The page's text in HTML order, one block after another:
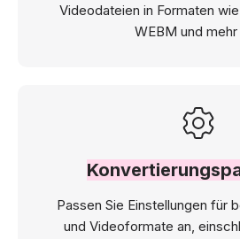
Videodateien in Formaten
WEBM und mehr
Passen Sie Einstellungen für
und Videoformate an,